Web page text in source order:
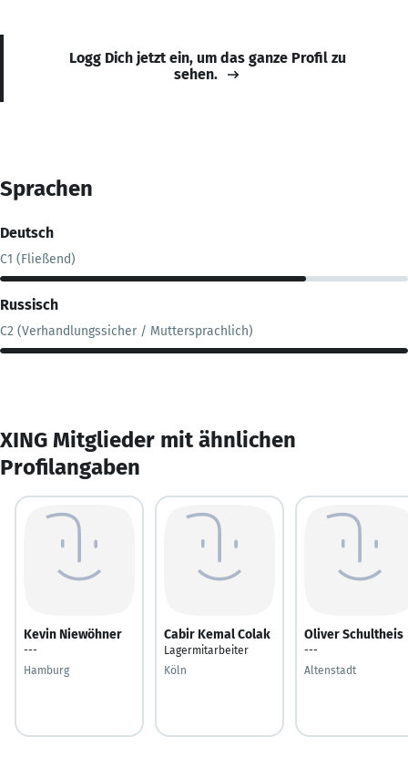
Logg Dich jetzt ein, um das ganze Profil zu
sehen.
Sprachen
Deutsch
C1 (Fließend)
Russisch
C2 (Verhandlungssicher / Muttersprachlich)
XING Mitglieder mit ähnlichen
Profilangaben
Kevin Niewöhner
---
Hamburg
Cabir Kemal Colak
Lagermitarbeiter
Köln
Oliver Schultheis
---
Altenstadt